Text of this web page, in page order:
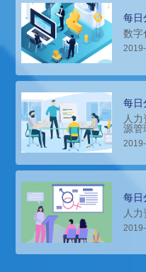
每日
成人
数字
每日
放
人
源管
每日
管
人